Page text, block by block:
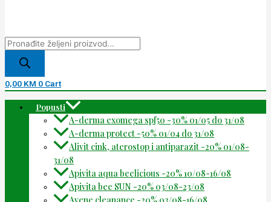
0,00 KM 0 Cart
Popusti
A-derma exomega spf50 -30% 01/05 do 31/08
A-derma protect -50% 01/04 do 31/08
Alivit cink, aterostop i antiparazit -20% 01/08-
31/08
Apivita aqua beelicious -20% 10/08-16/08
Apivita bee SUN -20% 03/08-23/08